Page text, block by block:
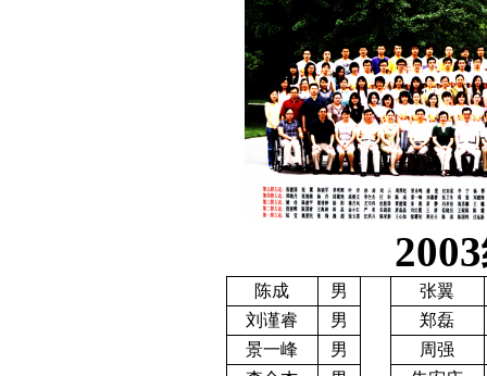
2003
陈成 男
张翼
刘谨睿
男
郑磊
景一峰
男
周强